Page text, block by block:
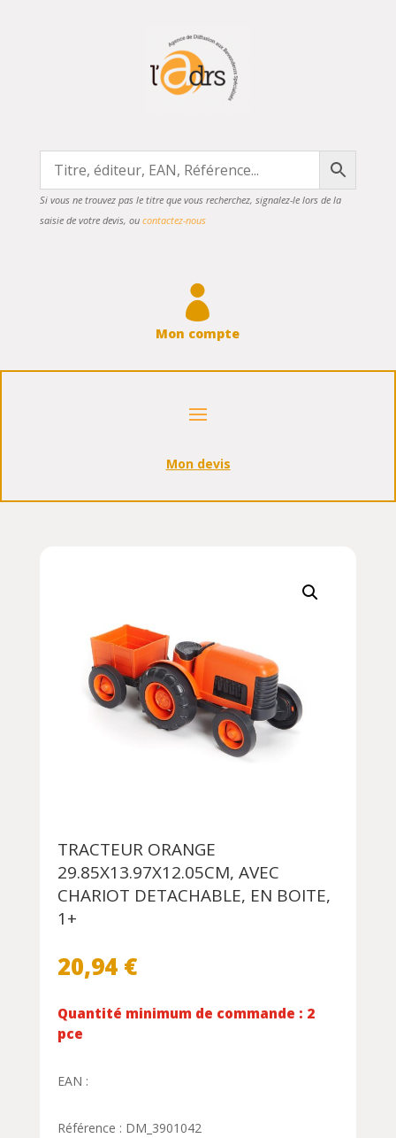
Si vous ne trouvez pas le titre que vous recherchez, signalez-le lors de la
saisie de votre devis, ou contactez-nous

Mon compte
Mon devis
TRACTEUR ORANGE
29.85X13.97X12.05CM, AVEC
CHARIOT DETACHABLE, EN BOITE,
1+
20,94 €
Quantité minimum de commande : 2
pce
EAN :
Référence : DM_3901042